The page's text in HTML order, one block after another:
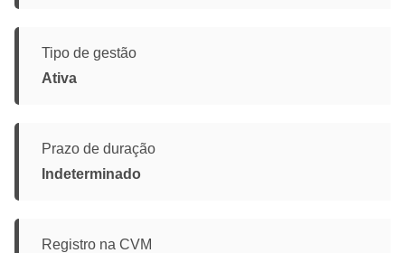
Tipo de gestão
Ativa
Prazo de duração
Indeterminado
Registro na CVM